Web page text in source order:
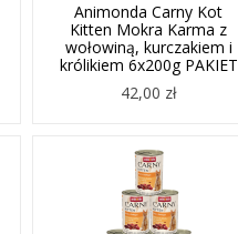
Animonda Carny Kot
Kitten Mokra Karma z
wołowiną, kurczakiem i
królikiem 6x200g PAKIET
42,00 zł